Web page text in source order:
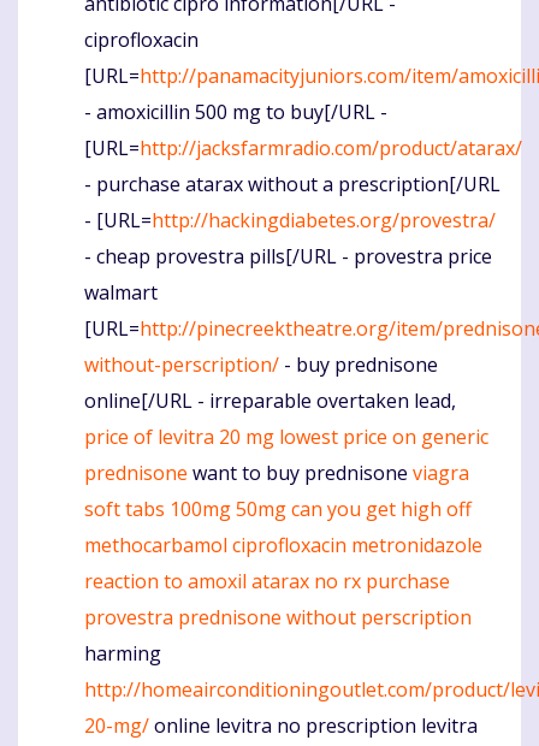
ciprofloxacin
[URL=http://panamacityjuniors.com/item/
- amoxicillin 500 mg to buy[/URL -
[URL=http://jacksfarmradio.com/product/atarax/
- purchase atarax without a prescription[/URL
- [URL=http://hackingdiabetes.org/provestra/
- cheap provestra pills[/URL - provestra price
walmart
[URL=http://pinecreektheatre.org/item/
without-perscription/ - buy prednisone
online[/URL - irreparable overtaken lead,
price of levitra 20 mg lowest price on generic
prednisone want to buy prednisone viagra
soft tabs 100mg 50mgcan you get high off
methocarbamol ciprofloxacin metronidazole
reaction to amoxil atarax no rx purchase
provestra prednisone without perscription
harming
http://homeairconditioningoutlet.com/product/
20-mg/online levitra no prescription levitra